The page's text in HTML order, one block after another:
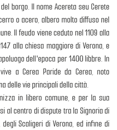
borgo. Il nome Acereta seu Cerete
o acero, albero molto diffuso nel
Il feudo viene ceduto nel 1109 alla
alla chiesa maggiore di Verona, e
dell'epoca per 1400 libbre. In
a Cerea Paride da Cerea, noto
delle vie principali della città.
in libero comune, e per la sua
al centro di dispute tra la Signoria di
Scaligeri di Verona, ed infine di